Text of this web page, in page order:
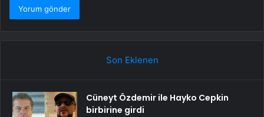
Son Eklenen
Cüneyt Özdemir ile Hayko Cepkin
birbirine girdi